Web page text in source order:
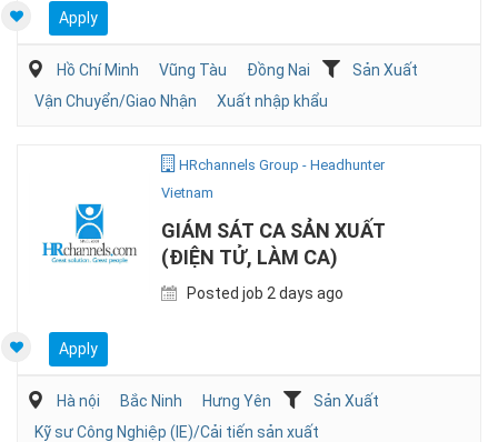
Apply
Hồ Chí Minh Vũng Tàu Đồng Nai
Sản Xuất
Vận Chuyển/Giao Nhận
Xuất nhập khẩu
HRchannels Group - Headhunter
Vietnam
GIÁM SÁT CA SẢN XUẤT
(ĐIỆN TỬ, LÀM CA)
Posted job 2 days ago
Apply
Hà nội Bắc Ninh Hưng Yên
Sản Xuất
Kỹ sư Công Nghiệp (IE)/Cải tiến sản xuất